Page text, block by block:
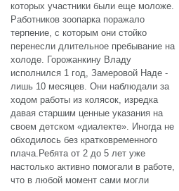
которых участники были еще моложе.
Работников зоопарка поражало
терпение, с которым они стойко
перенесли длительное пребывание на
холоде. Горожанкину Владу
исполнился 1 год, Замеровой Наде -
лишь 10 месяцев. Они наблюдали за
ходом работы из колясок, изредка
давая старшим ценные указания на
своем детском «диалекте». Иногда не
обходилось без кратковременного
плача.Ребята от 2 до 5 лет уже
настолько активно помогали в работе,
что в любой момент сами могли